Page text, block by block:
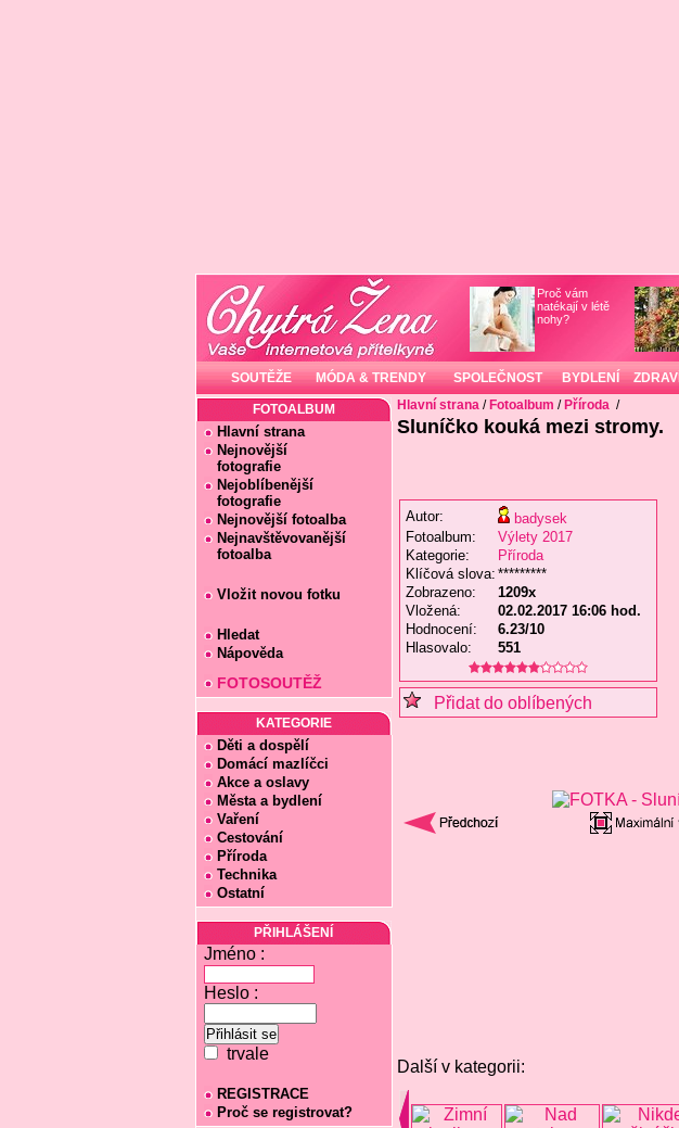
Proč vám
natékají v létě
nohy?
SOUTĚŽE MÓDA & TRENDY SPOLEČNOST BYDLENÍ ZDRAVÍ
FOTOALBUM
Hlavní strana
Nejnovější
fotografie
Nejoblíbenější
fotografie
Nejnovější fotoalba
Nejnavštěvovanější
fotoalba
Vložit novou fotku
Hledat
Nápověda
FOTOSOUTĚŽ
KATEGORIE
Děti a dospělí
Domácí mazlíčci
Akce a oslavy
Města a bydlení
Vaření
Cestování
Příroda
Technika
Ostatní
PŘIHLÁŠENÍ
Jméno :
Heslo :
trvale
REGISTRACE
Proč se registrovat?
Hlavní strana/ Fotoalbum / Příroda /
Sluníčko kouká mezi stromy.
Autor:
badysek
Fotoalbum:
Výlety 2017
Kategorie:
Příroda
Klíčová slova: *********
Zobrazeno:
1209x
Vložená:
02.02.2017 16:06 hod.
Hodnocení:
6.23/10
Hlasovalo:
551
Přidat do oblíbených
Další v kategorii: